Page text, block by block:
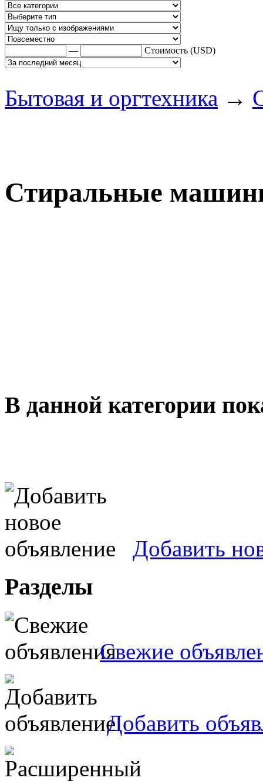
— Стоимость (USD)
Бытовая и оргтехника →
Стиральные
В данной категории
Добавить
Разделы
Свежие
Добавить